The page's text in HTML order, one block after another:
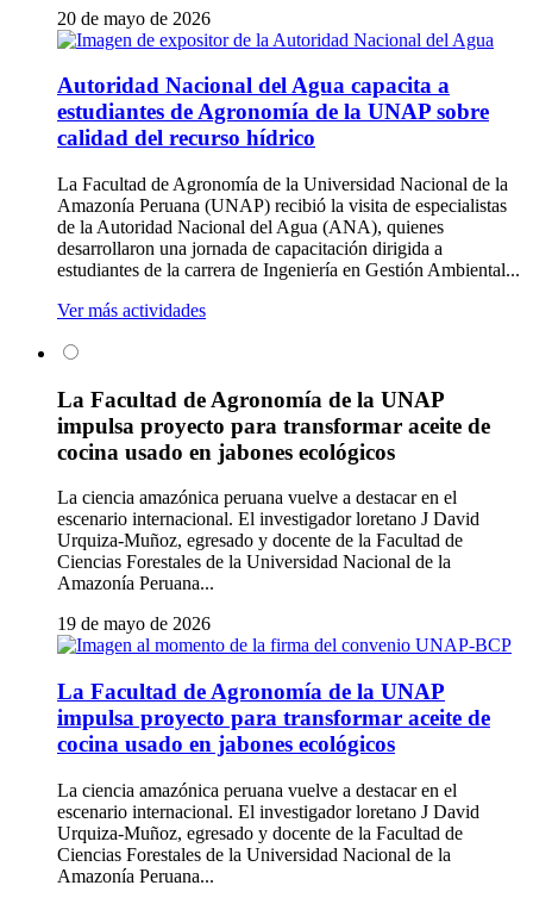
20 de mayo de 2026
Autoridad Nacional del Agua capacita a
estudiantes de Agronomía de la UNAP sobre
calidad del recurso hídrico
La Facultad de Agronomía de la Universidad Nacional de la
Amazonía Peruana (UNAP) recibió la visita de especialistas
de la Autoridad Nacional del Agua (ANA), quienes
desarrollaron una jornada de capacitación dirigida a
estudiantes de la carrera de Ingeniería en Gestión Ambiental...
Ver más actividades
La Facultad de Agronomía de la UNAP
impulsa proyecto para transformar aceite de
cocina usado en jabones ecológicos
La ciencia amazónica peruana vuelve a destacar en el
escenario internacional. El investigador loretano J David
Urquiza-Muñoz, egresado y docente de la Facultad de
Ciencias Forestales de la Universidad Nacional de la
Amazonía Peruana...
19 de mayo de 2026
La Facultad de Agronomía de la UNAP
impulsa proyecto para transformar aceite de
cocina usado en jabones ecológicos
La ciencia amazónica peruana vuelve a destacar en el
escenario internacional. El investigador loretano J David
Urquiza-Muñoz, egresado y docente de la Facultad de
Ciencias Forestales de la Universidad Nacional de la
Amazonía Peruana...